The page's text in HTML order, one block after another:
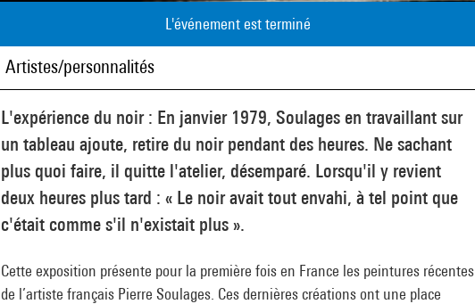
L'événement est terminé
Artistes/personnalités
L'expérience du noir : En janvier 1979, Soulages en travaillant sur
un tableau ajoute, retire du noir pendant des heures. Ne sachant
plus quoi faire, il quitte l'atelier, désemparé. Lorsqu'il y revient
deux heures plus tard : « Le noir avait tout envahi, à tel point que
c'était comme s'il n'existait plus ».
Cette exposition présente pour la première fois en France les peintures récentes
de l’artiste français Pierre Soulages. Ces dernières créations ont une place